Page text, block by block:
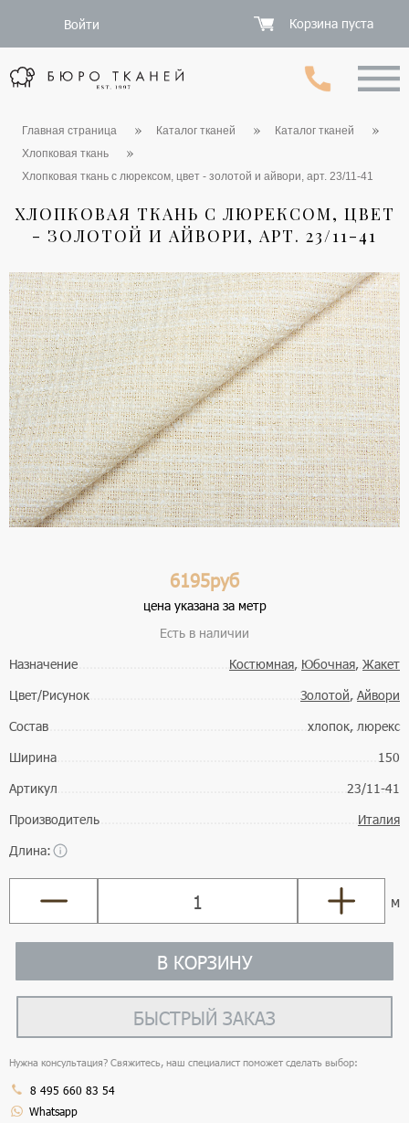
Войти Корзина пуста
Главная страница Каталог тканей
Каталог тканей
Хлопковая ткань
Хлопковая ткань с люрексом, цвет - золотой и айвори, арт. 23/11-41
ХЛОПКОВАЯ ТКАНЬ С ЛЮРЕКСОМ, ЦВЕТ
- ЗОЛОТОЙ И АЙВОРИ, АРТ. 23/11-41
1 / 4
6195руб
цена указана за метр
Есть в наличии
Назначение
Костюмная, Юбочная, Жакет
Цвет/Рисунок
Золотой, Айвори
Состав
хлопок, люрекс
Ширина
150
Артикул
23/11-41
Производитель
Италия
Длина:
м
В КОРЗИНУ
БЫСТРЫЙ ЗАКАЗ
Нужна консультация? Свяжитесь, наш специалист поможет сделать выбор:
8 495 660 83 54
Whatsapp